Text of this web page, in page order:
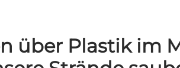
über Plastik im